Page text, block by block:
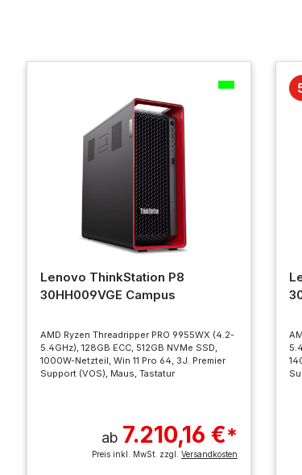
Lenovo ThinkStation P8
30HH009VGE Campus
AMD Ryzen Threadripper PRO 9955WX (4.2-
5.4GHz), 128GB ECC, 512GB NVMe SSD,
1000W-Netzteil, Win 11 Pro 64, 3J. Premier
Support (VOS), Maus, Tastatur
ab 7.210,16 €*
Preis inkl. MwSt. zzgl. Versandkosten